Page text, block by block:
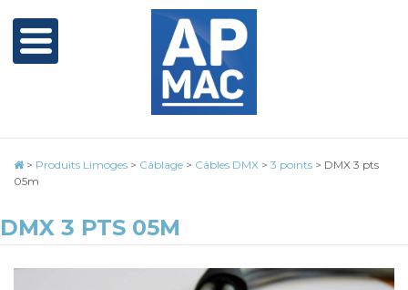
> Produits Limoges > Câblage > Câbles DMX > 3 points > DMX 3 pts
05m
DMX 3 PTS 05M